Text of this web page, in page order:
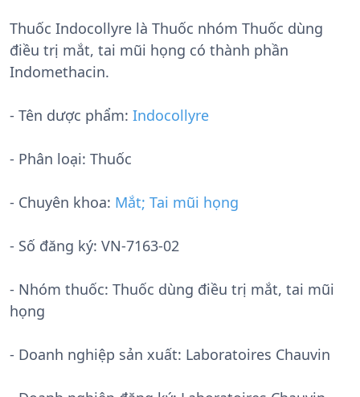
Thuốc Indocollyre là Thuốc nhóm Thuốc dùng
điều trị mắt, tai mũi họng có thành phần
Indomethacin.
- Tên dược phẩm: Indocollyre
- Phân loại: Thuốc
- Chuyên khoa: Mắt; Tai mũi họng
- Số đăng ký: VN-7163-02
- Nhóm thuốc: Thuốc dùng điều trị mắt, tai mũi
họng
- Doanh nghiệp sản xuất: Laboratoires Chauvin